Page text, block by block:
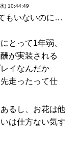
) 10:44:49
もいないのに…
とって1年弱、
が実装される
イなんだか
走ったって仕
るし、お花は他
は仕方ない気す